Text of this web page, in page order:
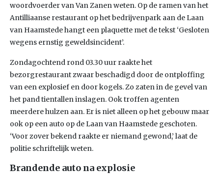
woordvoerder van Van Zanen weten. Op de ramen van het
Antilliaanse restaurant op het bedrijvenpark aan de Laan
van Haamstede hangt een plaquette met de tekst ‘Gesloten
wegens ernstig geweldsincident’.
Zondagochtend rond 03.30 uur raakte het
bezorgrestaurant zwaar beschadigd door de ontploffing
van een explosief en door kogels. Zo zaten in de gevel van
het pand tientallen inslagen. Ook troffen agenten
meerdere hulzen aan. Er is niet alleen op het gebouw maar
ook op een auto op de Laan van Haamstede geschoten.
‘Voor zover bekend raakte er niemand gewond,’ laat de
politie schriftelijk weten.
Brandende auto na explosie